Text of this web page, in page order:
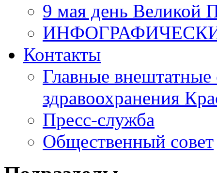
9 мая день Великой
Контакты
Главные внештатные
здравоохранения
Пресс-служба
Общественный совет